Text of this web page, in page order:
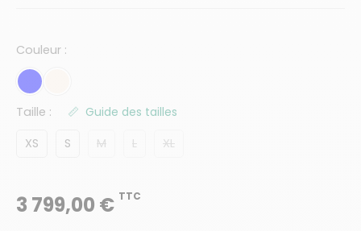
Couleur :
Taille :
Guide des tailles
XS
S M L XL
3 799,00 € TTC